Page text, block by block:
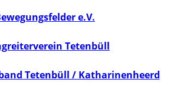
e.V.
Tetenbüll
Tetenbüll / Katharinenheerd